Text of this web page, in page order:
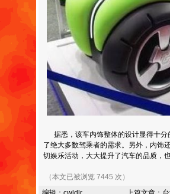
据悉，该车内饰整体的设计显得十分
了绝大多数驾乘者的需求。另外，内饰
切娱乐活动，大大提升了汽车的品质，
（本文已被浏览 7445 次）